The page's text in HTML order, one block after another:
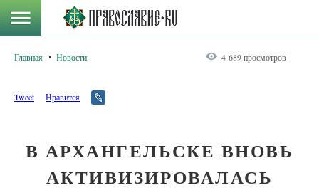
Главная Новости 4 689 просмотров
Tweet Нравится
В АРХАНГЕЛЬСКЕ ВНОВЬ
АКТИВИЗИРОВАЛАСЬ